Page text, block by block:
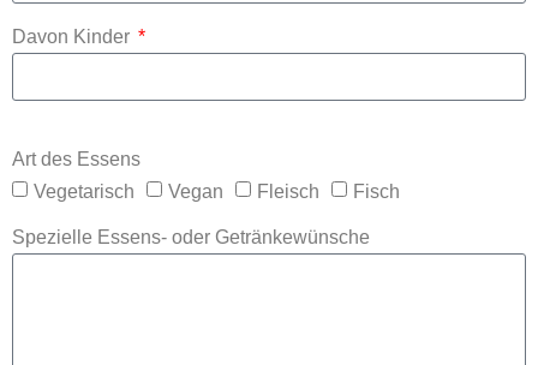
Davon Kinder
Art des Essens
Vegetarisch
Vegan Fleisch Fisch
Spezielle Essens- oder Getränkewünsche